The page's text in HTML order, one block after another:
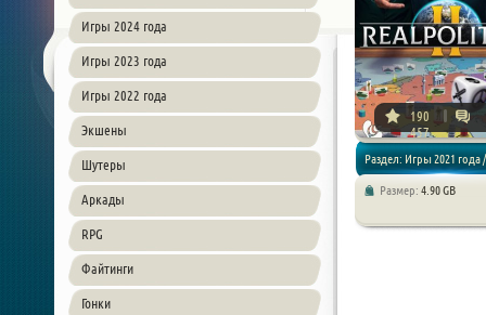
Игры 2024 года
Игры 2023 года
Игры 2022 года
Экшены
Шутеры
Аркады
RPG
Файтинги
Гонки
190
457
Раздел: Игры 2021 года /
Размер: 4.90 GB